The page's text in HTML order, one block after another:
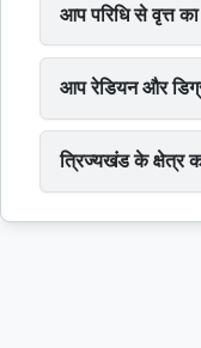
आप परिधि से वृत्त
आप रेडियन और
त्रिज्यखंड के क्षेत्र